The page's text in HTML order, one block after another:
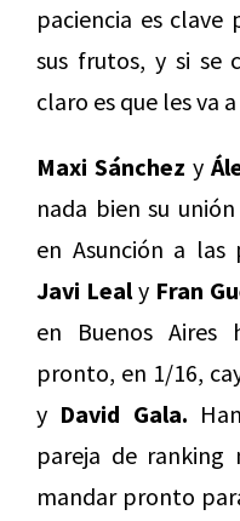
paciencia es
sus frutos, y si se
claro es que les va
Maxi Sánchez y
nada bien su
en Asunción a
Javi Lealy Fran
en Buenos Aires
pronto, en 1/16,
y David Gala.
pareja de
mandar pronto